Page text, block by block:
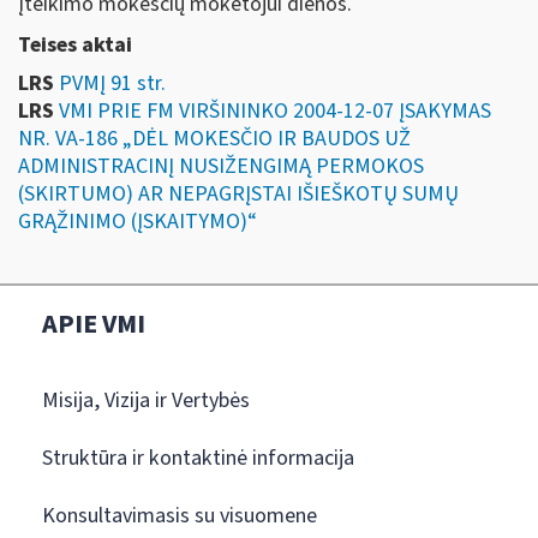
Teises aktai
LRS PVMĮ 91 str.
LRS VMI PRIE FM VIRŠININKO 2004-12-07 ĮSAKYMAS
NR. VA-186 „DĖL MOKESČIO IR BAUDOS UŽ
ADMINISTRACINĮ NUSIŽENGIMĄ PERMOKOS
(SKIRTUMO) AR NEPAGRĮSTAI IŠIEŠKOTŲ SUMŲ
GRĄŽINIMO (ĮSKAITYMO)“
APIE VMI
Misija, Vizija ir Vertybės
Struktūra ir kontaktinė informacija
Konsultavimasis su visuomene